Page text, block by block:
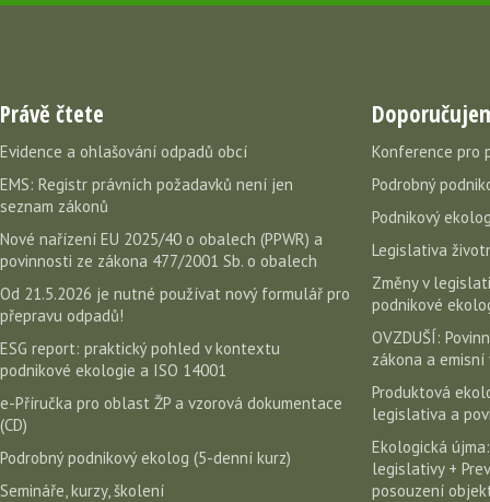
Právě čtete
Evidence a ohlašování odpadů obcí
EMS: Registr právních požadavků není jen
seznam zákonů
Nové nařízení EU 2025/40 o obalech (PPWR) a
povinnosti ze zákona 477/2001 Sb. o obalech
Od 21.5.2026 je nutné používat nový formulář pro
přepravu odpadů!
ESG report: praktický pohled v kontextu
podnikové ekologie a ISO 14001
e-Příručka pro oblast ŽP a vzorová dokumentace
(CD)
Podrobný podnikový ekolog (5-denní kurz)
Semináře, kurzy, školení
Konference pro
Podrobný
Podnikový
Legislativa
Změny v
podnikové
OVZDUŠÍ:
zákona a emisní
Produktová
legislativa a
Ekologická
legislativy +
posouzení